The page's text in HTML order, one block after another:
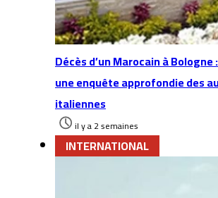
Décès d’un Marocain à
une enquête approfondie des
italiennes
il y a 2 semaines
INTERNATIONAL